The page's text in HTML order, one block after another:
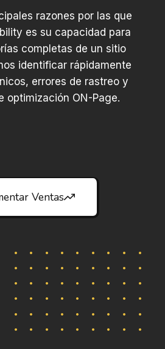
razones por las que
es su capacidad para
completas de un sitio
identificar rápidamente
errores de rastreo y
optimización ON-Page.
Ventas